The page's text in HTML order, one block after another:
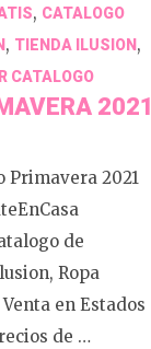
, CATALOGO
, TIENDA ILUSION,
CATALOGO
2021
Primavera 2021
de
Ropa
en Estados
de …